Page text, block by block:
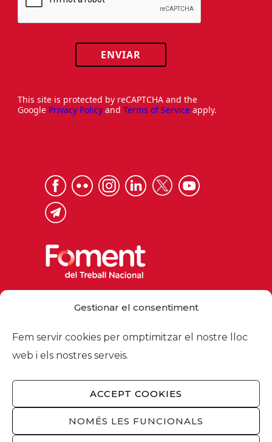
Gestionar el consentiment
Fem servir cookies per omptimitzar el nostre lloc
web i els nostres serveis.
ACCEPT COOKIES
NOMÉS LES FUNCIONALS
ENVIAR
This site is protected by reCAPTCHA and the
Google Privacy Policy and Terms of Service apply.
foment@foment.com
© 2026 - Foment del Treball Nacional
Nosaltres